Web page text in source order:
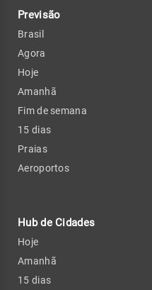
Previsão
Brasil
Agora
Hoje
Amanhã
Fim de semana
15 dias
Praias
Aeroportos
Hub de Cidades
Hoje
Amanhã
15 dias